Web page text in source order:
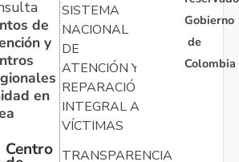
de
y
en
Centro
SISTEMA
NACIONAL
DE
ATENCIÓN Y
REPARACIÓN
INTEGRAL A
VÍCTIMAS
TRANSPARENCIA
Gobierno
de
Colombia